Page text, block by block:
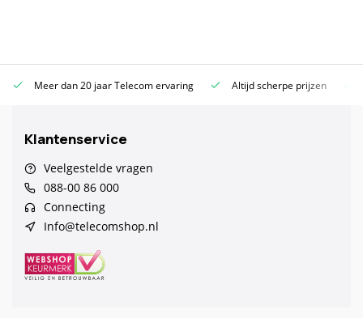
Meer dan 20 jaar Telecom ervaring Altijd scherpe prijzen
Klantenservice
Veelgestelde vragen
088-00 86 000
Connecting
Info@telecomshop.nl